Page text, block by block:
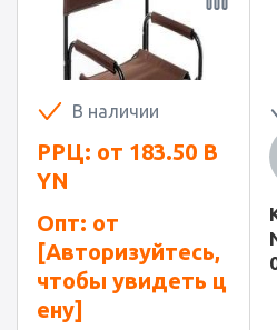
В наличии
РРЦ: от 183.50 B
YN
Опт: от
[Авторизуйтесь,
чтобы увидеть ц
ену]